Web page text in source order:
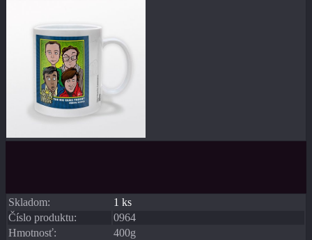
Skladom:
1 ks
Číslo produktu:
0964
Hmotnosť:
400g